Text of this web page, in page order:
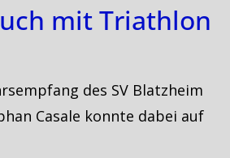
mit Triathlon
des SV Blatzheim
Casale konnte dabei auf